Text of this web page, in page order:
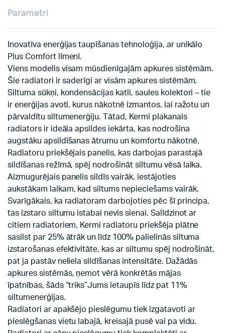
Parametri
Inovatīva enerģijas taupīšanas tehnoloģija, ar unikālo
Plus Comfort līmenī.
Viens modelis visam mūsdienīgajām apkures sistēmām.
Šie radiatori ir saderīgi ar visām apkures sistēmām.
Siltuma sūkņi, kondensācijas katli, saules kolektori – tie
ir enerģijas avoti, kurus nākotnē izmantos, lai ražotu un
pārvaldītu siltumenerģiju. Tātad, Kermi plakanais
radiators ir ideāla apsildes iekārta, kas nodrošina
augstāku apsildīšanas ātrumu un komfortu nākotnē.
Radiatoru priekšējais panelis, kas darbojas parastajā
sildīšanas režīmā, spēj nodrošināt siltumu vēsā laika.
Aizmugurējais panelis sildīs vairāk, iestājoties
aukstākam laikam, kad siltums nepieciešams vairāk.
Svarīgākais, ka radiatoram darbojoties pēc šī principa,
tas izstaro siltumu istabai nevis sienai. Salīdzinot ar
citiem radiatoriem, Kermi radiatoru priekšēja plātne
sasilst par 25% ātrāk un līdz 100% palielinās siltuma
izstarošanas efektivitāte, kas ar siltumu spēj nodrošināt,
pat ja pastāv neliela sildīšanas intensitāte. Dažādās
apkures sistēmās, ņemot vērā konkrētās mājas
īpatnības, šāds “triks”Jums ietaupīs līdz pat 11%
siltumenerģijas.
Radiatori ar apakšējo pieslēgumu tiek izgatavoti ar
pieslēgšanas vietu labajā, kreisajā pusē vai pa vidu.